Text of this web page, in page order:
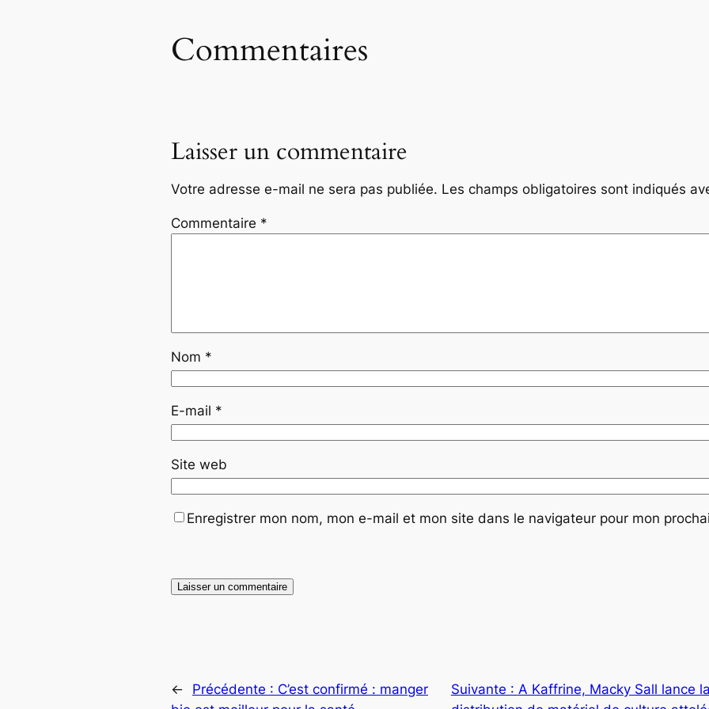
Commentaires
Laisser un commentaire
Votre adresse e-mail ne sera pas publiée. Les champs obligatoires sont indiqués
Commentaire *
Nom *
E-mail *
Site web
Enregistrer mon nom, mon e-mail et mon site dans le navigateur pour mon
← Précédente : C’est confirmé : manger
Suivante : A Kaffrine, Macky Sall lance